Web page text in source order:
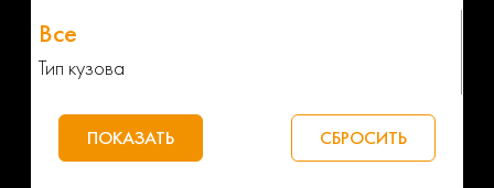
Тип кузова